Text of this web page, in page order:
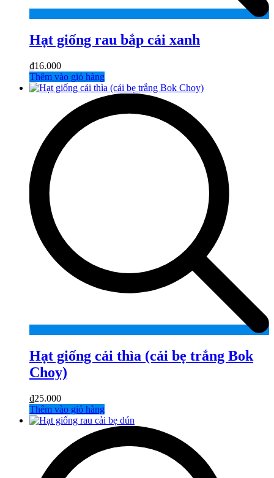
Hạt giống rau bắp cải xanh
₫16.000
Thêm vào giỏ hàng
Hạt giống cải thìa (cải bẹ trắng Bok
Choy)
₫25.000
Thêm vào giỏ hàng